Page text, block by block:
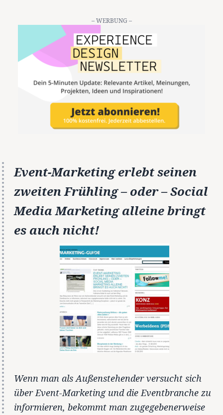
– WERBUNG –
Event-Marketing erlebt seinen
zweiten Frühling – oder – Social
Media Marketing alleine bringt
es auch nicht!
Wenn man als Außenstehender versucht sich
über Event-Marketing und die Eventbranche zu
informieren, bekommt man zugegebenerweise